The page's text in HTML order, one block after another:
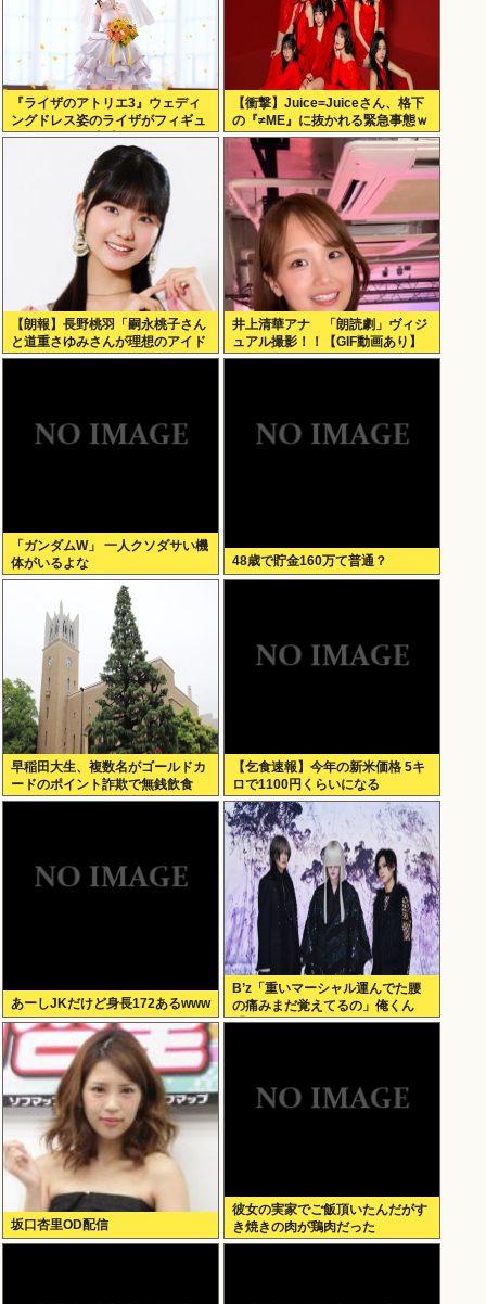
『ライザのアトリエ3』ウェディ
ングドレス姿のライザがフィギュ
ア化キタ───(ﾟ∀ﾟ)───!!!!!
【衝撃】Juice=Juiceさん、格下
の『≠ME』に抜かれる緊急事態ｗ
ｗｗｗｗｗｗｗｗｗｗｗ
【朗報】長野桃羽「嗣永桃子さん
と道重さゆみさんが理想のアイド
ル像」
井上清華アナ 「朗読劇」ヴィジ
ュアル撮影！！【GIF動画あり】
「ガンダムW」 一人クソダサい機
体がいるよな
48歳で貯金160万て普通？
早稲田大生、複数名がゴールドカ
ードのポイント詐欺で無銭飲食
【乞食速報】今年の新米価格 5キ
ロで1100円くらいになる
あーしJKだけど身長172あるwww
B’z「重いマーシャル運んでた腰
の痛みまだ覚えてるの」俺くん
「マーシャルって何？ 」
坂口杏里OD配信
彼女の実家でご飯頂いたんだがす
き焼きの肉が鶏肉だった